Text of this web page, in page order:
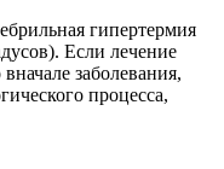
гипертермия
Если лечение
заболевания,
процесса,